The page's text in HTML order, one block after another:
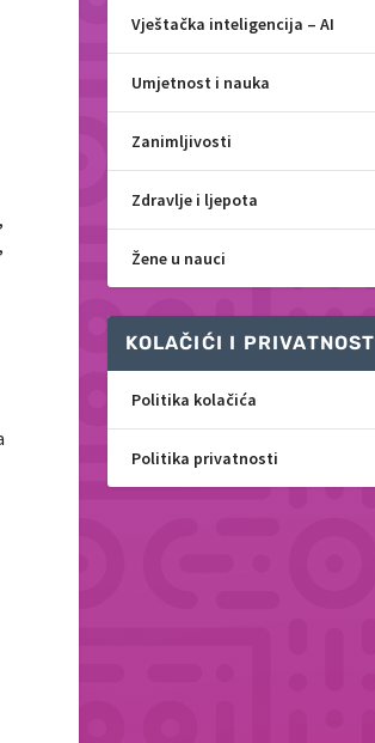
Vještačka inteligencija – AI
Umjetnost i nauka
Zanimljivosti
Zdravlje i ljepota
Žene u nauci
KOLAČIĆI I PRIVATNOST
Politika kolačića
Politika privatnosti